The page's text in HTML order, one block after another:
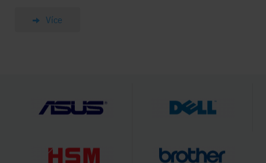
Více